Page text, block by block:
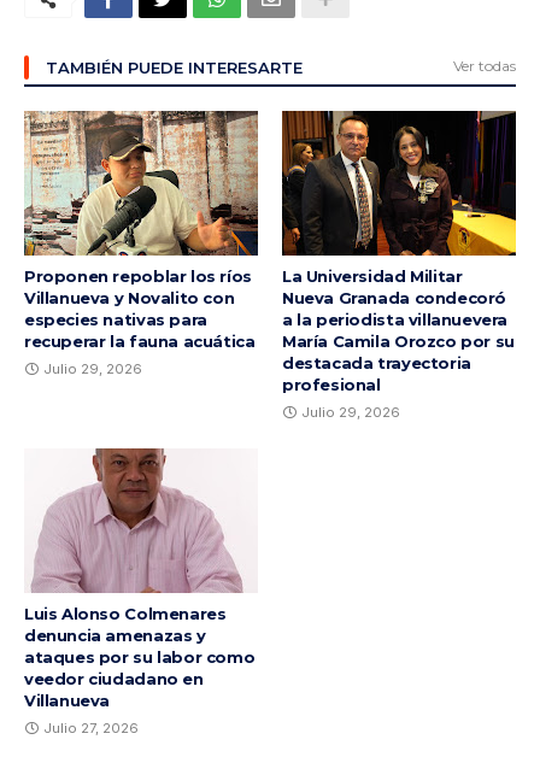
TAMBIÉN PUEDE INTERESARTE Ver todas
Proponen repoblar los ríos
Villanueva y Novalito con
especies nativas para
recuperar la fauna acuática
Julio 29, 2026
La Universidad Militar
Nueva Granada condecoró
a la periodista villanuevera
María Camila Orozco por su
destacada trayectoria
profesional
Julio 29, 2026
Luis Alonso Colmenares
denuncia amenazas y
ataques por su labor como
veedor ciudadano en
Villanueva
Julio 27, 2026